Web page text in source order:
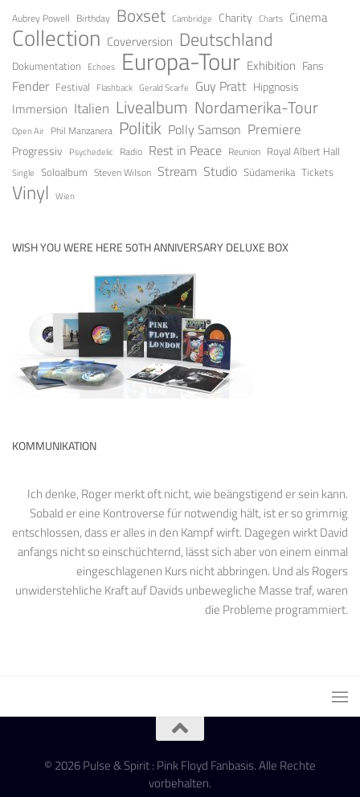
Aubrey Powell Birthday Boxset Cambridge Charity Charts Cinema
Collection Coverversion Deutschland
Dokumentation Echoes Europa-Tour Exhibition Fans
Fender Festival Flashback Gerald Scarfe Guy Pratt Hipgnosis
Immersion Italien Livealbum Nordamerika-Tour
Open Air Phil Manzanera Politik Polly Samson Premiere
Progressiv Psychedelic Radio Rest in Peace Reunion Royal Albert Hall
Single Soloalbum Steven Wilson Stream Studio Südamerika Tickets
Vinyl Wien
WISH YOU WERE HERE 50TH ANNIVERSARY DELUXE BOX
KOMMUNIKATION
Ich denke, Roger merkt oft nicht, wie beängstigend er sein kann.
Sobald er eine Kontroverse für notwendig hält, ist er so grimmig
entschlossen, dass er alles in den Kampf wirft. Dagegen wirkt David
anfangs nicht so einschüchternd, lässt sich aber von einem einmal
eingeschlagenen Kurs nicht abbringen. Und als Rogers
unwiderstehliche Kraft auf Davids unbewegliche Masse traf, waren
die Probleme programmiert.
© 2026 Pulse & Spirit : Pink Floyd Fanbasis. Alle Rechte
vorbehalten.